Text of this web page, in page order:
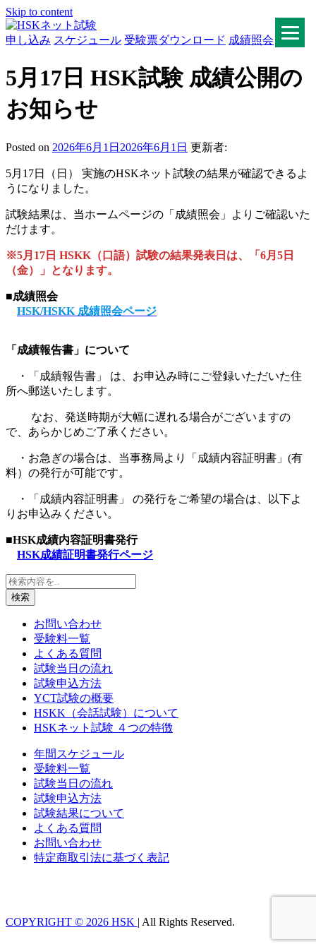
Skip to content
申し込み スケジュール 受験票ダウンロード 成績照会
5月17日 HSK試験 成績公開の
お知らせ
Posted on 2026年6月1日 2026年6月1日 更新者:
5月17日（日） 実施のHSKネット試験の結果が確認できるよ
うになりました。
試験結果は、当ホームページの「成績照会」よりご確認いた
だけます。
※5月17日 HSKK（口語）試験の結果発表日は、「6月5日
（金）」となります。
■成績照会
HSK/HSKK 成績照会ページ
「成績報告書」について
・「成績報告書」 は、お申込み時にご登録いただいた住
所へ郵送いたします。
なお、発送時期が大幅に遅れる場合がございますの
で、あらかじめご了承ください。
・お急ぎの場合は、当事務局より「成績内容証明書」(有
料）の発行が可能です。
・「成績内容証明書」 の発行をご希望の場合は、以下よ
りお申込みください。
■HSK成績内容証明書発行
HSK成績証明書発行ページ
検索
お問い合わせ
受験料一覧
よくある質問
試験当日の流れ
試験申込方法
YCT試験の概要
HSKK（会話試験）について
HSKネット試験 ４つの特徴
年間スケジュール
受験料一覧
試験当日の流れ
試験申込方法
試験結果について
よくある質問
お問い合わせ
特定商取引法に基づく表記
COPYRIGHT © 2026 HSK | All Rights Reserved.